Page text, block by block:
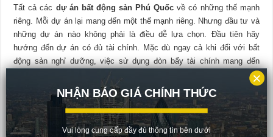
Tất cả các dự án bất động sản Phú Quốc về có những thế mạnh
riêng. Mỗi dự án lại mang đến một thế mạnh riêng. Nhưng đầu tư và
những dự án nào không phải là điều dễ lựa chọn. Đầu tiên hãy
hướng đến dự án có đủ tài chính. Mặc dù ngay cả khi đối với bất
động sản nghỉ dưỡng, việc sử dụng đòn bẩy tài chính mang đến
Thế nên nhà đầu tư, khách hàng hãy lựa chọn dự án bất động sản
mà mình có đủ khả năng về tài chính. Tránh trường hợp đầu tư
nhưng mang theo gánh nặng tài chính về sau. Lựa chọn những gì án
NHẬN BÁO GIÁ CHÍNH THỨC
Vui lòng cung cấp đầy đủ thông tin bên dưới
×